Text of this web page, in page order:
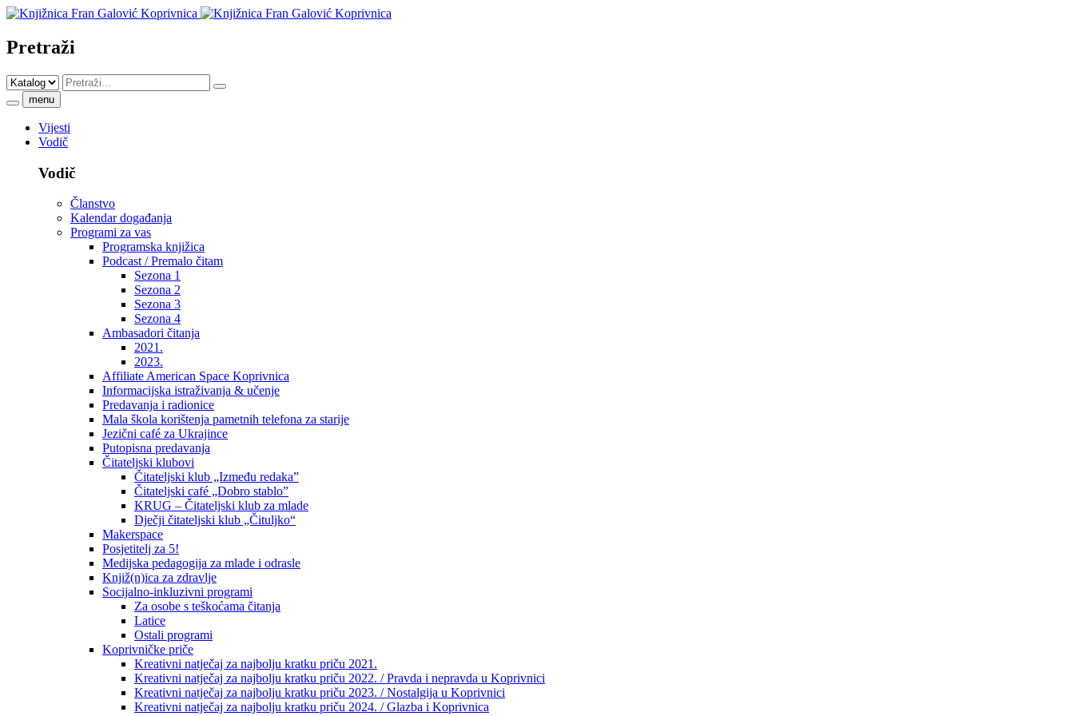
Pretraži
menu
Vijesti
Vodič
Vodič
Članstvo
Kalendar događanja
Programi za vas
Programska knjižica
Podcast / Premalo čitam
Sezona 1
Sezona 2
Sezona 3
Sezona 4
Ambasadori čitanja
2021.
2023.
Affiliate American Space Koprivnica
Informacijska istraživanja & učenje
Predavanja i radionice
Mala škola korištenja pametnih telefona za starije
Jezični café za Ukrajince
Putopisna predavanja
Čitateljski klubovi
Čitateljski klub „Između redaka”
Čitateljski café „Dobro stablo”
KRUG – Čitateljski klub za mlade
Dječji čitateljski klub „Čituljko“
Makerspace
Posjetitelj za 5!
Medijska pedagogija za mlade i odrasle
Knjiž(n)ica za zdravlje
Socijalno-inkluzivni programi
Za osobe s teškoćama čitanja
Latice
Ostali programi
Koprivničke priče
Kreativni natječaj za najbolju kratku priču 2021.
Kreativni natječaj za najbolju kratku priču 2022. / Pravda i nepravda u Koprivnici
Kreativni natječaj za najbolju kratku priču 2023. / Nostalgija u Koprivnici
Kreativni natječaj za najbolju kratku priču 2024. / Glazba i Koprivnica